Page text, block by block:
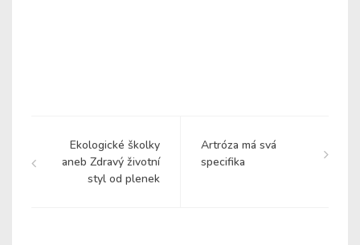
Ekologické školky
aneb Zdravý životní
styl od plenek
Artróza má svá
specifika